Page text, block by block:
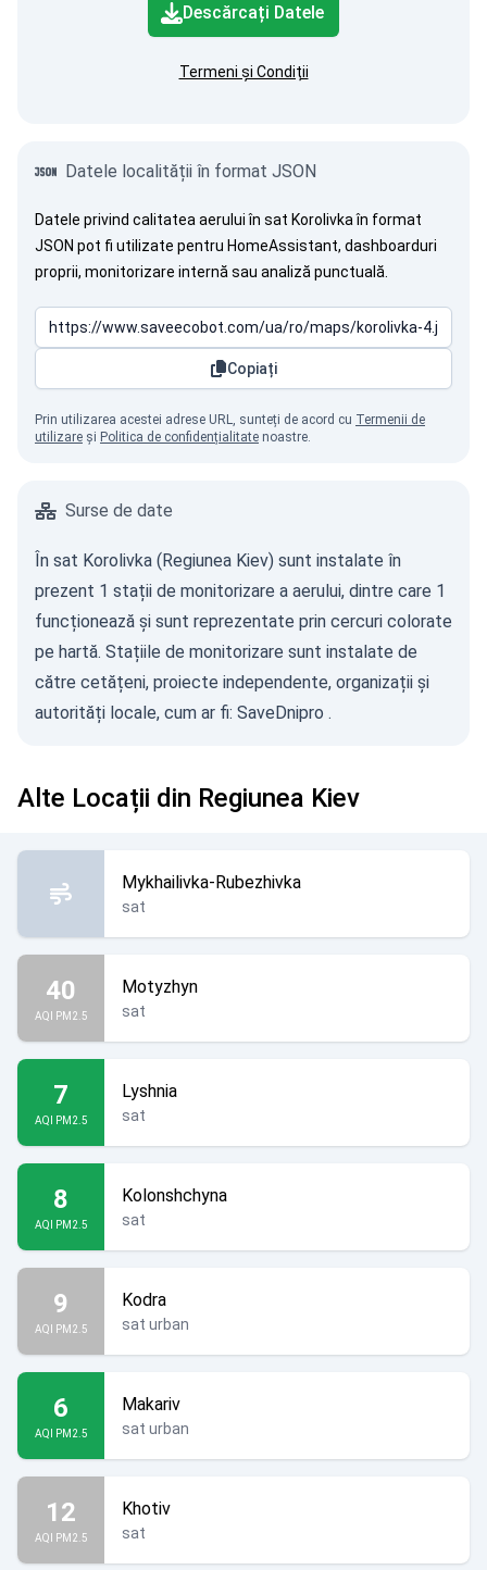
Descărcați Datele
Termeni și Condiții
Datele localității în format JSON
Datele privind calitatea aerului în sat Korolivka în format
JSON pot fi utilizate pentru HomeAssistant, dashboarduri
proprii, monitorizare internă sau analiză punctuală.
Copiați
Prin utilizarea acestei adrese URL, sunteți de acord cu Termenii de
utilizare și Politica de confidențialitate noastre.
Surse de date
În sat Korolivka (Regiunea Kiev) sunt instalate în
prezent 1 stații de monitorizare a aerului, dintre care 1
funcționează și sunt reprezentate prin cercuri colorate
pe hartă. Stațiile de monitorizare sunt instalate de
către cetățeni, proiecte independente, organizații și
autorități locale, cum ar fi: SaveDnipro .
Alte Locații din Regiunea Kiev
Mykhailivka-Rubezhivka
sat
40
AQI PM2.5
Motyzhyn
sat
7
AQI PM2.5
Lyshnia
sat
8
AQI PM2.5
Kolonshchyna
sat
9
AQI PM2.5
Kodra
sat urban
6
AQI PM2.5
Makariv
sat urban
12
AQI PM2.5
Khotiv
sat